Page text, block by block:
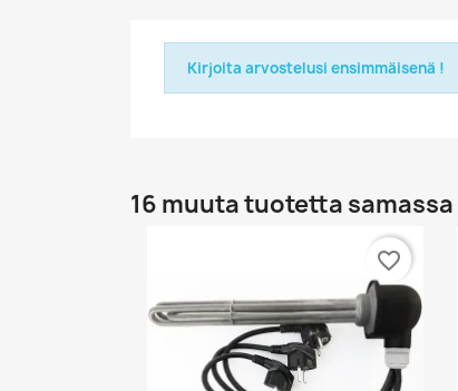
Kirjoita arvostelusi ensimmäisenä !
16 muuta tuotetta
favorite_border